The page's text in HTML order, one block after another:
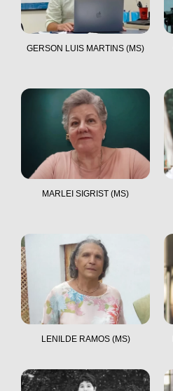
GERSON LUIS MARTINS (MS)
MARLEI SIGRIST (MS)
LENILDE RAMOS (MS)